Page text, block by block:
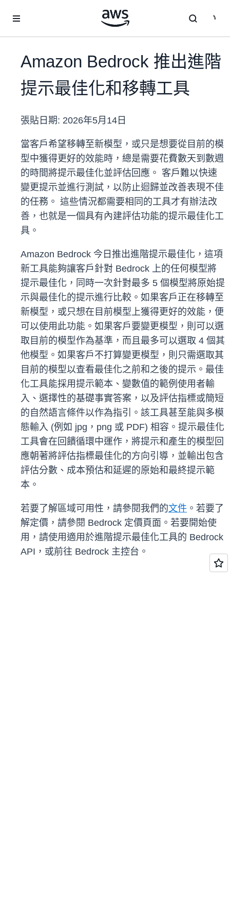
Amazon Bedrock 推出進階
提示最佳化和移轉工具
張貼日期: 2026年5月14日
當客戶希望移轉至新模型，或只是想要從目前的模
型中獲得更好的效能時，總是需要花費數天到數週
的時間將提示最佳化並評估回應。 客戶難以快速
變更提示並進行測試，以防止迴歸並改善表現不佳
的任務。 這些情況都需要相同的工具才有辦法改
善，也就是一個具有內建評估功能的提示最佳化工
具。
Amazon Bedrock 今日推出進階提示最佳化，這項
新工具能夠讓客戶針對 Bedrock 上的任何模型將
提示最佳化，同時一次針對最多 5 個模型將原始提
示與最佳化的提示進行比較。如果客戶正在移轉至
新模型，或只想在目前模型上獲得更好的效能，便
可以使用此功能。如果客戶要變更模型，則可以選
取目前的模型作為基準，而且最多可以選取 4 個其
他模型。如果客戶不打算變更模型，則只需選取其
目前的模型以查看最佳化之前和之後的提示。最佳
化工具能採用提示範本、變數值的範例使用者輸
入、選擇性的基礎事實答案，以及評估指標或簡短
的自然語言條件以作為指引。該工具甚至能與多模
態輸入 (例如 jpg，png 或 PDF) 相容。提示最佳化
工具會在回饋循環中運作，將提示和產生的模型回
應朝著將評估指標最佳化的方向引導，並輸出包含
評估分數、成本預估和延遲的原始和最終提示範
本。
若要了解區域可用性，請參閱我們的文件 。若要了
解定價，請參閱 Bedrock 定價頁面。若要開始使
用，請使用適用於進階提示最佳化工具的 Bedrock
API，或前往 Bedrock 主控台。